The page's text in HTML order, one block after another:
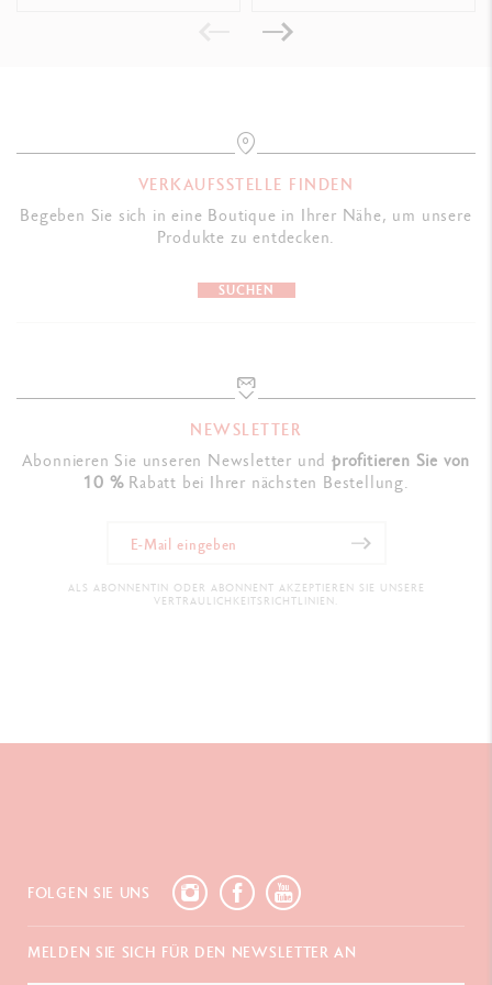
PRODUKTREFERENZ
VERKAUFSSTELLE FINDEN
Begeben Sie sich in eine Boutique in Ihrer Nähe, um unsere
Produkte zu entdecken.
SUCHEN
NEWSLETTER
Abonnieren Sie unseren Newsletter undprofitieren Sie von
10 %Rabatt bei Ihrer nächsten Bestellung.
ALS ABONNENTIN ODER ABONNENT AKZEPTIEREN SIE UNSERE
VERTRAULICHKEITSRICHTLINIEN.
FOLGEN SIE UNS
MELDEN SIE SICH FÜR DEN NEWSLETTER AN